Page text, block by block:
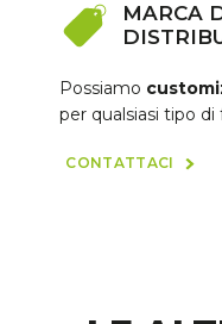
MARCA
Possiamo
per qualsiasi tipo
CONTATTACI